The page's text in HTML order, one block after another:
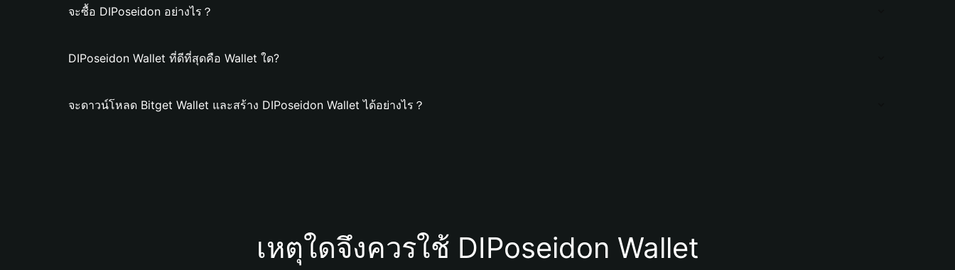
จะซื้อ DIPoseidon อย่างไร？
DIPoseidon Wallet ที่ดีที่สุดคือ Wallet ใด?
จะดาวน์โหลด Bitget Wallet และสร้าง DIPoseidon Wallet ได้อย่างไร？
เหตุใดจึงควรใช้ DIPoseidon Wallet